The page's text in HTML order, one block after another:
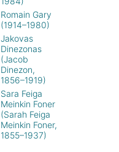
Romain Gary
(1914–1980)
Jakovas
Dinezonas
(Jacob
Dinezon,
1856–1919)
Sara Feiga
Meinkin Foner
(Sarah Feiga
Meinkin Foner,
1855–1937)